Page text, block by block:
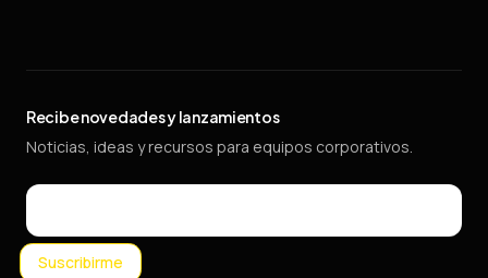
Recibe novedades y lanzamientos
Noticias, ideas y recursos para equipos corporativos.
Email
Suscribirme